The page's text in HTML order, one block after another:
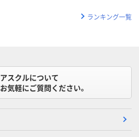
ランキング一覧
アスクルについて
お気軽にご質問ください。